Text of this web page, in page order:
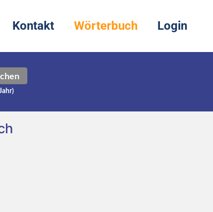
Kontakt Wörterbuch Login